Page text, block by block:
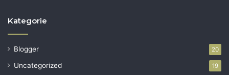
Kategorie
Blogger 20
Uncategorized 19